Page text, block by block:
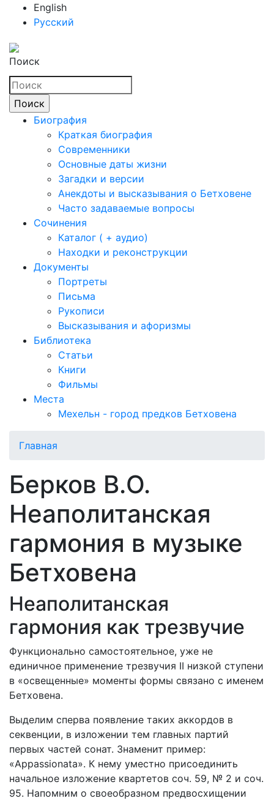
English
Русский
Поиск
Биография
Краткая биография
Современники
Основные даты жизни
Загадки и версии
Анекдоты и высказывания о Бетховене
Часто задаваемые вопросы
Сочинения
Каталог ( + аудио)
Находки и реконструкции
Документы
Портреты
Письма
Рукописи
Высказывания и афоризмы
Библиотека
Статьи
Книги
Фильмы
Места
Мехельн - город предков Бетховена
Главная
Берков В.О.
Неаполитанская
гармония в музыке
Бетховена
Неаполитанская
гармония как трезвучие
Функционально самостоятельное, уже не
единичное применение трезвучия II низкой ступени
в «освещенные» моменты формы связано с именем
Бетховена.
Выделим сперва появление таких аккордов в
секвенции, в изложении тем главных партий
первых частей сонат. Знаменит пример:
«Appassionata». К нему уместно присоединить
начальное изложение квартетов соч. 59, № 2 и соч.
95. Напомним о своеобразном предвосхищении